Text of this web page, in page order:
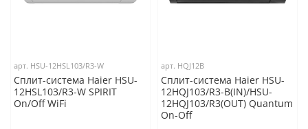
арт. HSU-12HSL103/R3-W
Сплит-система Haier HSU-
12HSL103/R3-W SPIRIT
On/Off WiFi
арт. HQJ12B
Сплит-система Haier HSU-
12HQJ103/R3-B(IN)/HSU-
12HQJ103/R3(OUT) Quantum
On-Off